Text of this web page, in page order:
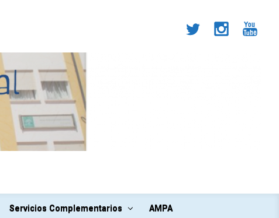
Servicios Complementarios AMPA